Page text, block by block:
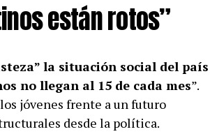
están rotos”
la situación social del país
no llegan al 15 de cada mes”.
jóvenes frente a un futuro
desde la política.